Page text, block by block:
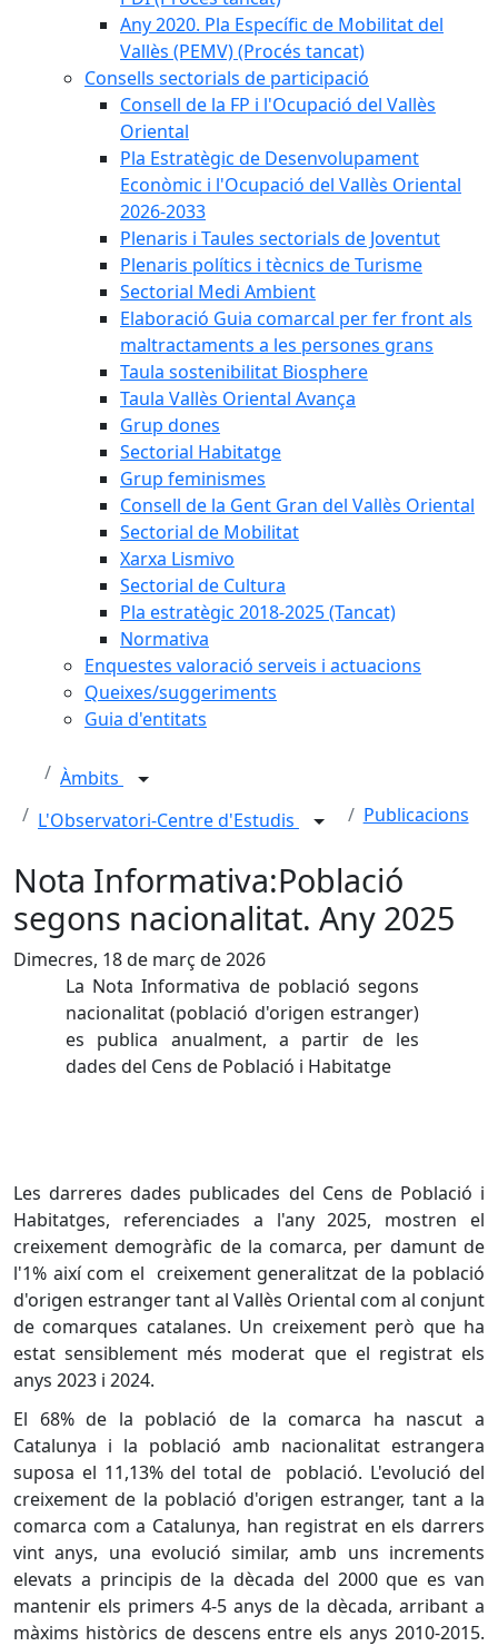
Any 2020. Pla Específic de Mobilitat del
Vallès (PEMV) (Procés tancat)
Consells sectorials de participació
Consell de la FP i l'Ocupació del Vallès
Oriental
Pla Estratègic de Desenvolupament
Econòmic i l'Ocupació del Vallès Oriental
2026-2033
Plenaris i Taules sectorials de Joventut
Plenaris polítics i tècnics de Turisme
Sectorial Medi Ambient
Elaboració Guia comarcal per fer front als
maltractaments a les persones grans
Taula sostenibilitat Biosphere
Taula Vallès Oriental Avança
Grup dones
Sectorial Habitatge
Grup feminismes
Consell de la Gent Gran del Vallès Oriental
Sectorial de Mobilitat
Xarxa Lismivo
Sectorial de Cultura
Pla estratègic 2018-2025 (Tancat)
Normativa
Enquestes valoració serveis i actuacions
Queixes/suggeriments
Guia d'entitats
Àmbits
L'Observatori-Centre d'Estudis
Publicacions
Nota Informativa:Població
segons nacionalitat. Any 2025
Dimecres, 18 de març de 2026
La Nota Informativa de població segons
nacionalitat (població d'origen estranger)
es publica anualment, a partir de les
dades del Cens de Població i Habitatge
Les darreres dades publicades del Cens de Població i
Habitatges, referenciades a l'any 2025, mostren el
creixement demogràfic de la comarca, per damunt de
l'1% així com el creixement generalitzat de la població
d'origen estranger tant al Vallès Oriental com al conjunt
de comarques catalanes. Un creixement però que ha
estat sensiblement més moderat que el registrat els
anys 2023 i 2024.
El 68% de la població de la comarca ha nascut a
Catalunya i la població amb nacionalitat estrangera
suposa el 11,13% del total de població. L'evolució del
creixement de la població d'origen estranger, tant a la
comarca com a Catalunya, han registrat en els darrers
vint anys, una evolució similar, amb uns increments
elevats a principis de la dècada del 2000 que es van
mantenir els primers 4-5 anys de la dècada, arribant a
màxims històrics de descens entre els anys 2010-2015.